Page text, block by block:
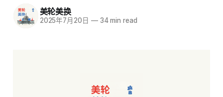
美轮美换
2025年7月20日 —34 min read